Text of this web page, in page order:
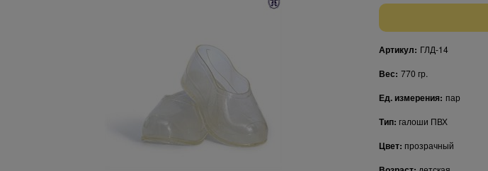
Артикул: ГЛД-14
Вес: 770 гр.
Ед. измерения: пар
Тип: галоши ПВХ
Цвет: прозрачный